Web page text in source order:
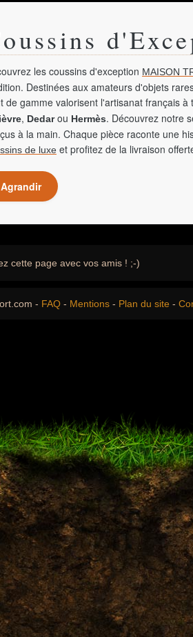
les coussins d'exception MAISON
Destinées aux amateurs d'objets
de gamme valorisent l'artisanat français à
, Dedarou Hermès. Découvrez notre
à la main. Chaque pièce raconte une
de luxe et profitez de la livraison
Agrandir
cette page avec vos amis ! ;-)
- FAQ - Mentions - Plan du site -